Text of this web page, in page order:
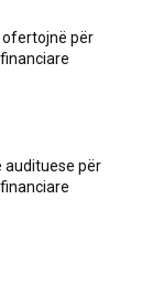
ofertojnë për
audituese për